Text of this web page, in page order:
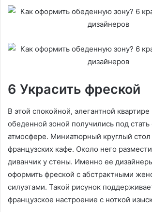
6 Украсить фреской
В этой спокойной, элегантной квартире
обеденной зоной получились под
атмосфере. Миниатюрный круглый
французских кафе. Около него
диванчик у стены. Именно ее
оформить фреской с абстрактными
силуэтами. Такой рисунок
французское настроение с ноткой